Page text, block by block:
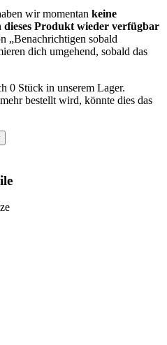
wir momentan keine
Produkt wieder verfügbar
„Benachrichtigen sobald
dich umgehend, sobald das
0 Stück in unserem Lager.
bestellt wird, könnte dies das